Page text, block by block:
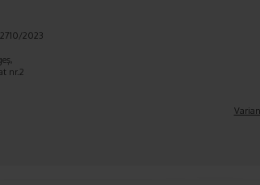
2023
nr.2